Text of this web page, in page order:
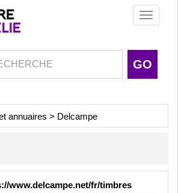
Toggle
annuaires > Delcampe
www.delcampe.net/fr/timbres